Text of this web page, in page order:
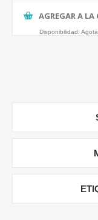
AGREGAR A LA
Disponibilidad: